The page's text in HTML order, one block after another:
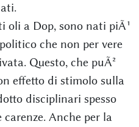
oli a Dop, sono nati piÃ¹
che non per vere
Questo, che puÃ²
effetto di stimolo sulla
disciplinari spesso
Anche per la